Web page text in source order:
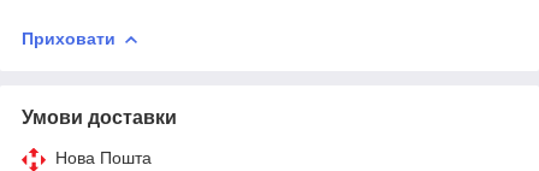
Приховати
Умови доставки
Нова Пошта